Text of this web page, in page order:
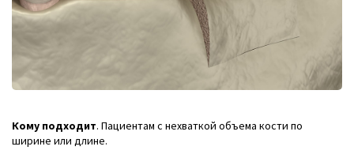
Кому подходит. Пациентам с нехваткой объема кости по
ширине или длине.